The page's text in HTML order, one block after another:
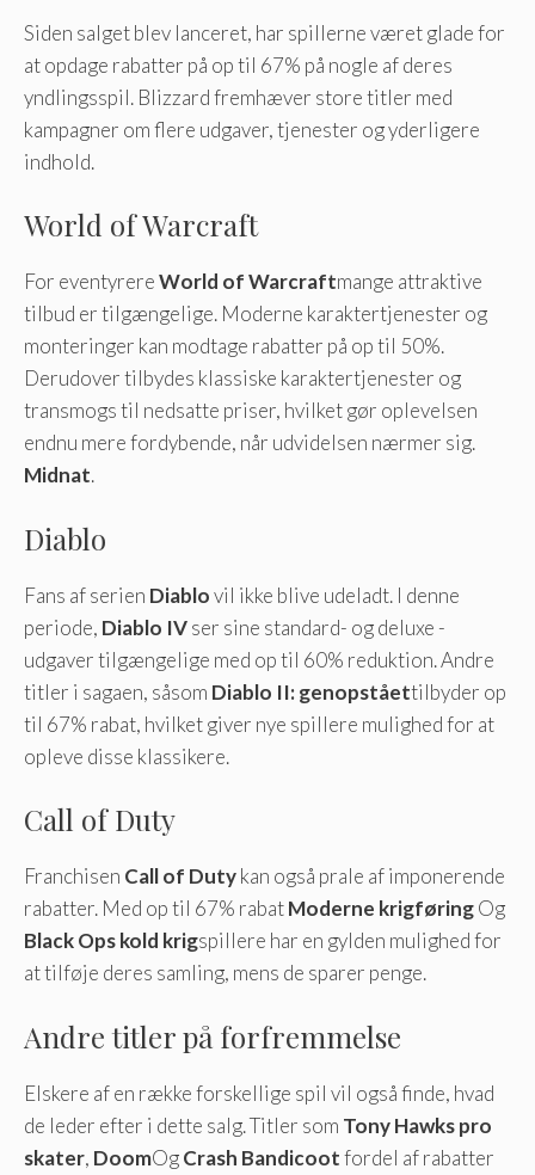
Siden salget blev lanceret, har spillerne været glade for
at opdage rabatter på op til 67% på nogle af deres
yndlingsspil. Blizzard fremhæver store titler med
kampagner om flere udgaver, tjenester og yderligere
indhold.
World of Warcraft
For eventyrereWorld of Warcraftmange attraktive
tilbud er tilgængelige. Moderne karaktertjenester og
monteringer kan modtage rabatter på op til 50%.
Derudover tilbydes klassiske karaktertjenester og
transmogs til nedsatte priser, hvilket gør oplevelsen
endnu mere fordybende, når udvidelsen nærmer sig.
Midnat.
Diablo
Fans af serien Diablovil ikke blive udeladt. I denne
periode, Diablo IVser sine standard- og deluxe -
udgaver tilgængelige med op til 60% reduktion. Andre
titler i sagaen, såsom Diablo II: genopståettilbyder op
til 67% rabat, hvilket giver nye spillere mulighed for at
opleve disse klassikere.
Call of Duty
Franchisen Call of Dutykan også prale af imponerende
rabatter. Med op til 67% rabatModerne krigføringOg
Black Ops kold krigspillere har en gylden mulighed for
at tilføje deres samling, mens de sparer penge.
Andre titler på forfremmelse
Elskere af en række forskellige spil vil også finde, hvad
de leder efter i dette salg. Titler som Tony Hawks pro
skater, DoomOgCrash Bandicootfordel af rabatter